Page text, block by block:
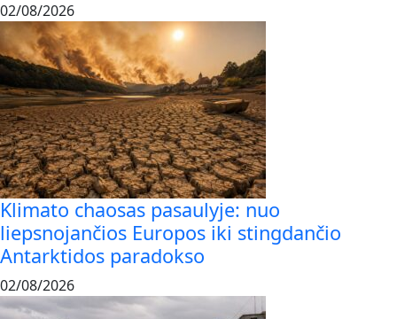
02/08/2026
Klimato chaosas pasaulyje: nuo
liepsnojančios Europos iki stingdančio
Antarktidos paradokso
02/08/2026